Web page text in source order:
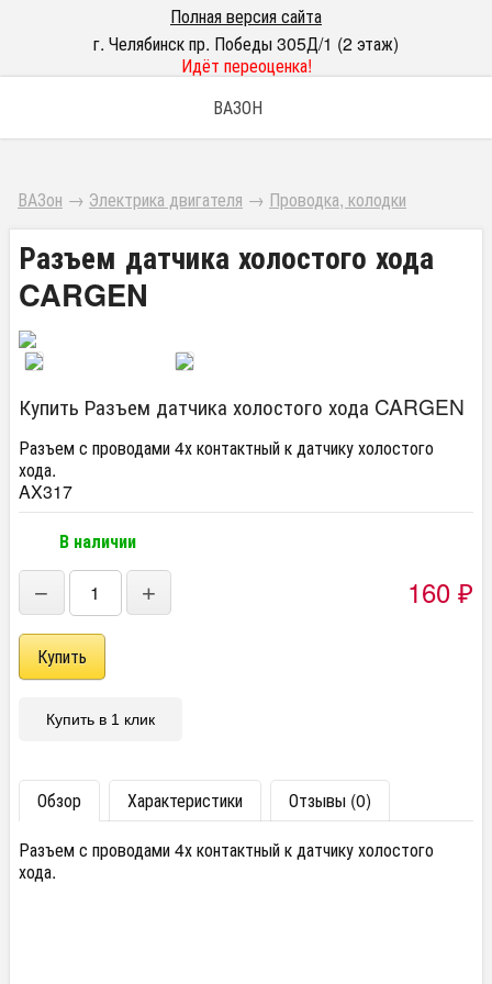
Полная версия сайта
г. Челябинск пр. Победы 305Д/1 (2 этаж)
Идёт переоценка!
ВАЗОН
ВАЗон → Электрика двигателя → Проводка, колодки
Разъем датчика холостого хода
CARGEN
Купить Разъем датчика холостого хода CARGEN
Разъем с проводами 4х контактный к датчику холостого
хода.
AX317
В наличии
− + 160 ₽
Купить в 1 клик
Обзор Характеристики
Отзывы (0)
Разъем с проводами 4х контактный к датчику холостого
хода.